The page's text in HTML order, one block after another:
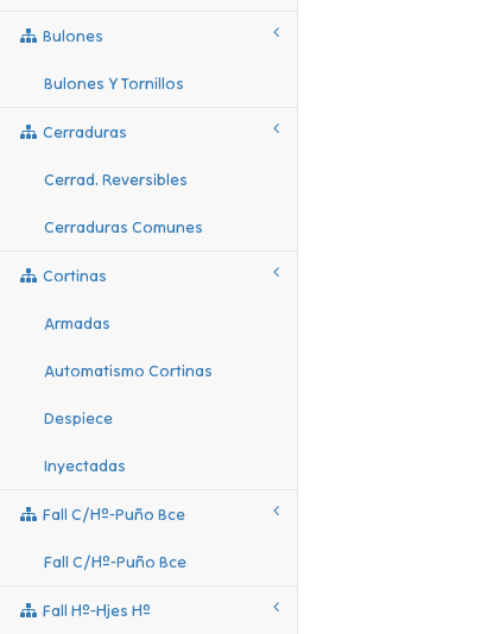
Bulones
Bulones Y Tornillos
Cerraduras
Cerrad. Reversibles
Cerraduras Comunes
Cortinas
Armadas
Automatismo Cortinas
Despiece
Inyectadas
Fall C/hº-Puño Bce
Fall C/hº-Puño Bce
Fall Hº-Hjes Hº